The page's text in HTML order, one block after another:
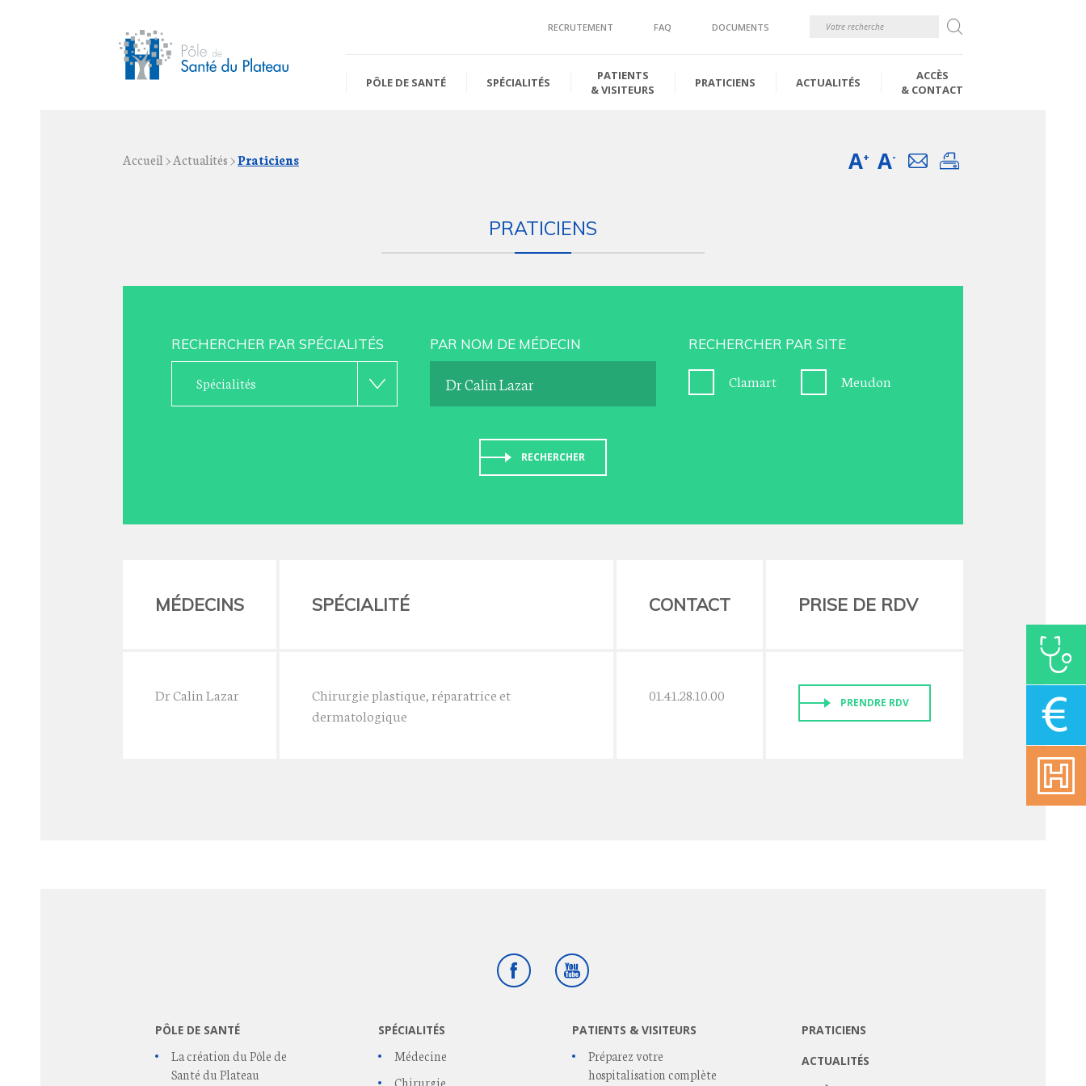
RECRUTEMENT FAQ DOCUMENTS
PÔLE DE SANTÉ SPÉCIALITÉS
PATIENTS
& VISITEURS
PRATICIENS ACTUALITÉS
ACCÈS
& CONTACT
Accueil >Actualités >Praticiens A+ A- EmailImprimer
PRATICIENS
RECHERCHER PAR SPÉCIALITÉS
Spécialités
PAR NOM DE MÉDECIN RECHERCHER PAR SITE
Clamart Meudon
RECHERCHER
MÉDECINS SPÉCIALITÉ CONTACT PRISE DE RDV
Dr Calin Lazar
Chirurgie plastique, réparatrice et
dermatologique
01.41.28.10.00 PRENDRE RDV
FacebookYoutube
PÔLE DE SANTÉ
La création du Pôle de
Santé du Plateau
SPÉCIALITÉS
Médecine
Chirurgie
PATIENTS & VISITEURS
Préparez votre
hospitalisation complète
PRATICIENS
ACTUALITÉS